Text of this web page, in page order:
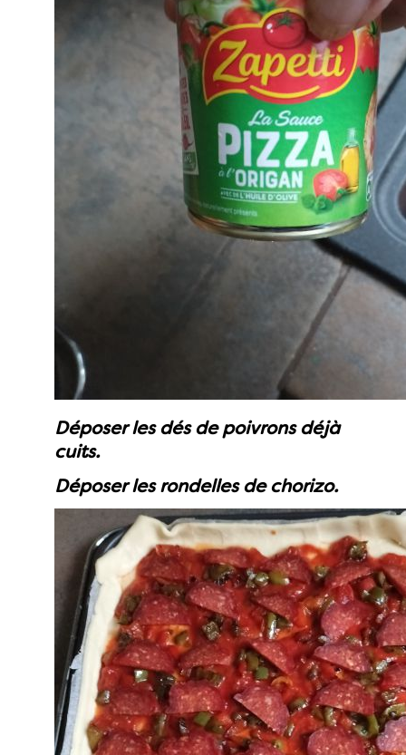
Déposer les dés de poivrons déjà
cuits.
Déposer les rondelles de chorizo.